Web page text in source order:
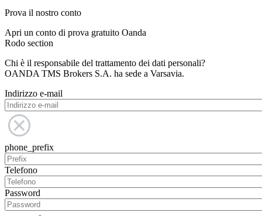
Prova il nostro conto
Apri un conto di prova gratuito Oanda
Rodo section
Chi è il responsabile del trattamento dei dati personali?
OANDA TMS Brokers S.A. ha sede a Varsavia.
Indirizzo e-mail
phone_prefix
Telefono
Password